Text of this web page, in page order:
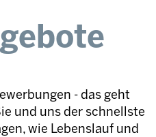
- das geht
und uns der schnellste
wie Lebenslauf und